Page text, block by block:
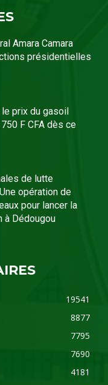
Amara Camara
présidentielles
prix du gasoil
F CFA dès ce
de lutte
opération de
pour lancer la
à Dédougou
19541
8877
7795
7690
4181